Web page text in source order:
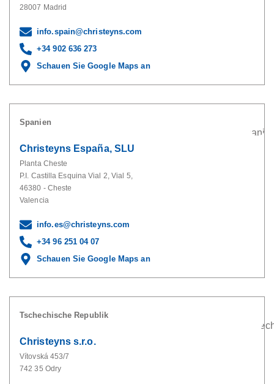
28007 Madrid
info.spain@christeyns.com
+34 902 636 273
Schauen Sie Google Maps an
Spanien
Christeyns España, SLU
Planta Cheste
P.I. Castilla Esquina Vial 2, Vial 5,
46380 - Cheste
Valencia
info.es@christeyns.com
+34 96 251 04 07
Schauen Sie Google Maps an
Tschechische Republik
Christeyns s.r.o.
Vítovská 453/7
742 35 Odry